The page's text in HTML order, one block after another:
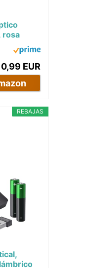
rosa
EUR
REBAJAS